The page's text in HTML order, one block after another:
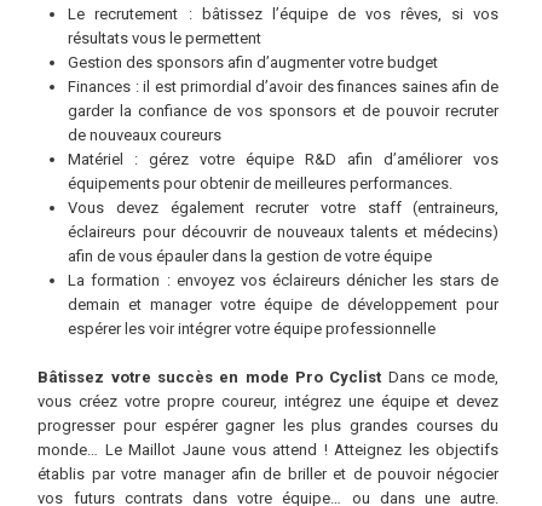
Le recrutement : bâtissez l’équipe de vos rêves, si vos
résultats vous le permettent
Gestion des sponsors afin d’augmenter votre budget
Finances : il est primordial d’avoir des finances saines afin de
garder la confiance de vos sponsors et de pouvoir recruter
de nouveaux coureurs
Matériel : gérez votre équipe R&D afin d’améliorer vos
équipements pour obtenir de meilleures performances.
Vous devez également recruter votre staff (entraineurs,
éclaireurs pour découvrir de nouveaux talents et médecins)
afin de vous épauler dans la gestion de votre équipe
La formation : envoyez vos éclaireurs dénicher les stars de
demain et manager votre équipe de développement pour
espérer les voir intégrer votre équipe professionnelle
Bâtissez votre succès en mode Pro Cyclist Dans ce mode,
vous créez votre propre coureur, intégrez une équipe et devez
progresser pour espérer gagner les plus grandes courses du
monde… Le Maillot Jaune vous attend ! Atteignez les objectifs
établis par votre manager afin de briller et de pouvoir négocier
vos futurs contrats dans votre équipe… ou dans une autre.